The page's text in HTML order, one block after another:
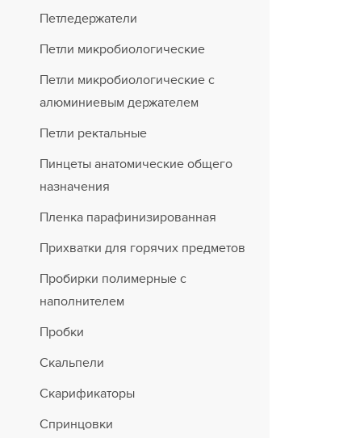
Петледержатели
Петли микробиологические
Петли микробиологические с
алюминиевым держателем
Петли ректальные
Пинцеты анатомические общего
назначения
Пленка парафинизированная
Прихватки для горячих предметов
Пробирки полимерные с
наполнителем
Пробки
Скальпели
Скарификаторы
Спринцовки